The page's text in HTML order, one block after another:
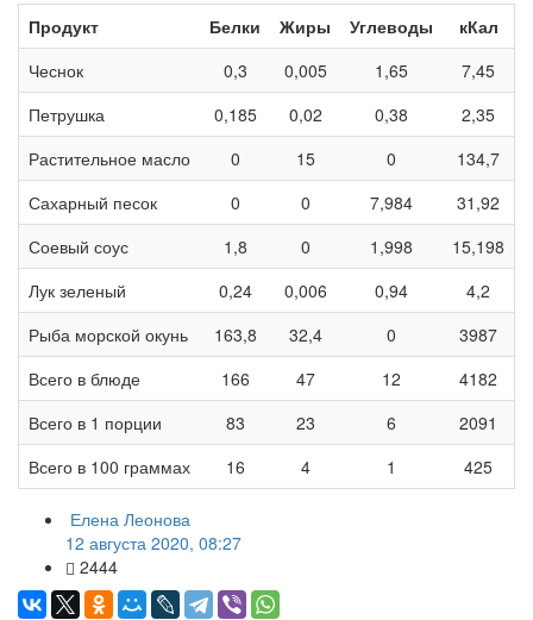
Продукт Белки Жиры Углеводы
кКал
Чеснок
0,3 0,005 1,65
7,45
Петрушка
0,185 0,02 0,38
2,35
Растительное масло
0 15 0
134,7
Сахарный песок
0 0 7,984
31,92
Соевый соус
1,8 0 1,998
15,198
Лук зеленый
0,24 0,006 0,94
4,2
Рыба морской окунь
163,8 32,4 0
3987
Всего в блюде
166 47 12
4182
Всего в 1 порции
83 23 6
2091
Всего в 100 граммах
16 4 1 425
Елена Леонова
12 августа 2020, 08:27
2444